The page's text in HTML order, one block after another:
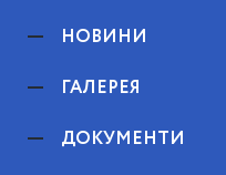
НОВИНИ
ГАЛЕРЕЯ
ДОКУМЕНТИ